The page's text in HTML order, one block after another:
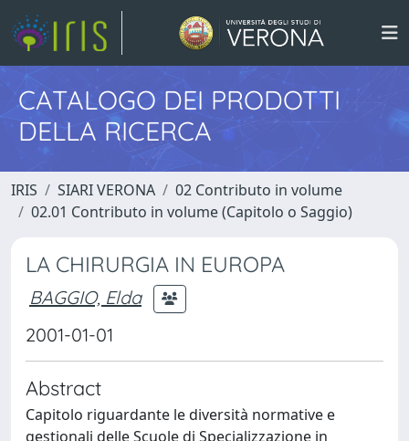
CATALOGO DEI PRODOTTI
DELLA RICERCA
IRIS SIARI VERONA
02 Contributo in volume
02.01 Contributo in volume (Capitolo o Saggio)
LA CHIRURGIA IN EUROPA
BAGGIO, Elda
2001-01-01
Abstract
Capitolo riguardante le diversità normative e
gestionali delle Scuole di Specializzazione in